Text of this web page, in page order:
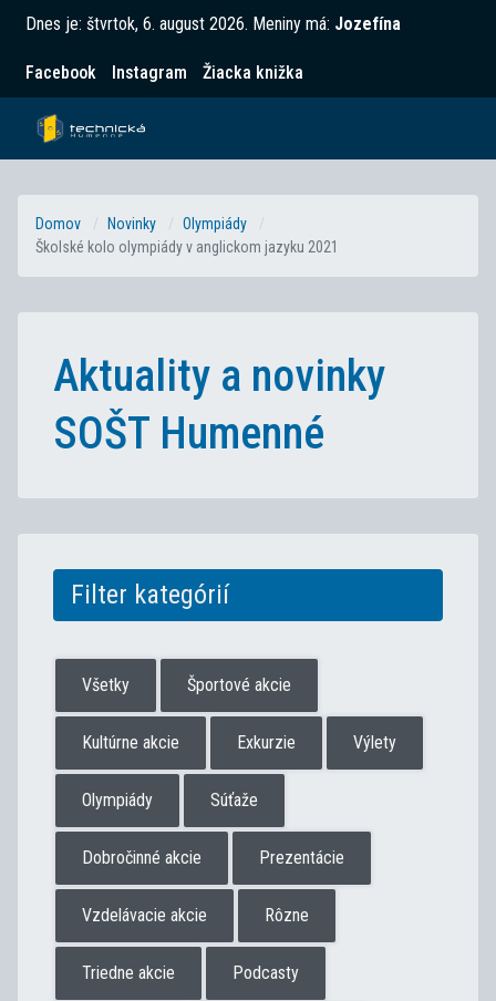
Dnes je: štvrtok, 6. august 2026. Meniny má: Jozefína
Facebook Instagram Žiacka knižka
Domov Novinky
Olympiády
Školské kolo olympiády v anglickom jazyku 2021
Aktuality a novinky
SOŠT Humenné
Filter kategórií
Všetky Športové akcie
Kultúrne akcie Exkurzie Výlety
Olympiády Súťaže
Dobročinné akcie Prezentácie
Vzdelávacie akcie Rôzne
Triedne akcie Podcasty